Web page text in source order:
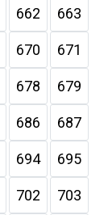
662 663
670 671
678 679
686 687
694 695
702 703